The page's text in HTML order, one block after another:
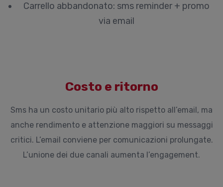
Carrello abbandonato: sms reminder + promo
via email
Costo e ritorno
Sms ha un costo unitario più alto rispetto all’email, ma
anche rendimento e attenzione maggiori su messaggi
critici. L’email conviene per comunicazioni prolungate.
L’unione dei due canali aumenta l’engagement.